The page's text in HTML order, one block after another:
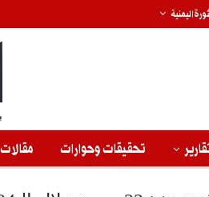
اليمنية
تحقيقات وحوارات مقالات